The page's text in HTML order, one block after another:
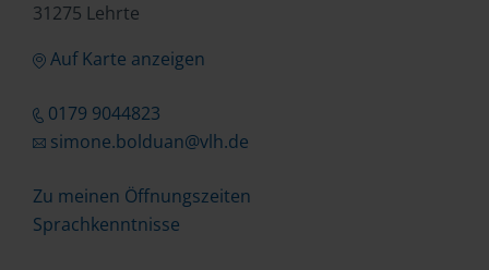
31275 Lehrte
Auf Karte anzeigen
0179 9044823
simone.bolduan@vlh.de
Zu meinen Öffnungszeiten
Sprachkenntnisse